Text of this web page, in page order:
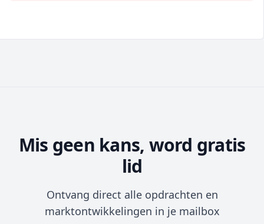
Mis geen kans, word gratis
lid
Ontvang direct alle opdrachten en
marktontwikkelingen in je mailbox